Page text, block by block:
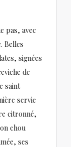
pas, avec
Belles
signées
de
saint
servie
citronné,
chou
ses